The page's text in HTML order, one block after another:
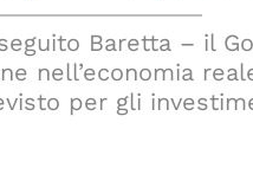
Baretta – il
nell’economia
per gli